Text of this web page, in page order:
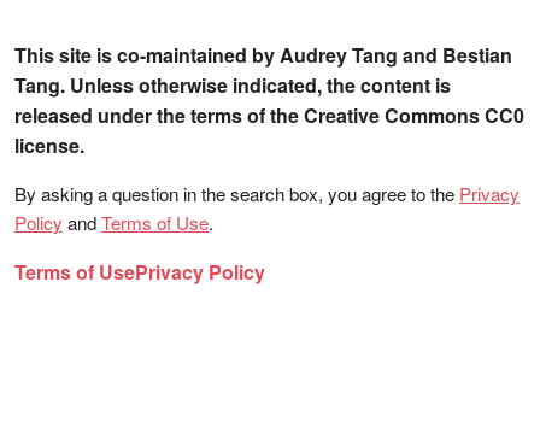
This site is co-maintained by Audrey Tang and Bestian
Tang. Unless otherwise indicated, the content is
released under the terms of the Creative Commons CC0
license.
By asking a question in the search box, you agree to the Privacy
Policy andTerms of Use.
Terms of UsePrivacy Policy